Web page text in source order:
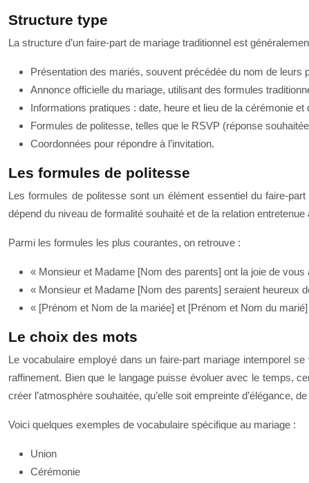
Structure type
La structure d’un faire-part de mariage traditionnel est
Présentation des mariés, souvent précédée du nom de leurs
Annonce officielle du mariage, utilisant des formules
Informations pratiques : date, heure et lieu de la cérémonie et
Formules de politesse, telles que le RSVP (réponse
Coordonnées pour répondre à l’invitation.
Les formules de politesse
Les formules de politesse sont un élément essentiel du faire-
dépend du niveau de formalité souhaité et de la relation
Parmi les formules les plus courantes, on retrouve :
« Monsieur et Madame [Nom des parents] ont la joie de
« Monsieur et Madame [Nom des parents] seraient heureux
« [Prénom et Nom de la mariée] et [Prénom et Nom du
Le choix des mots
Le vocabulaire employé dans un faire-part mariage intemporel
raffinement. Bien que le langage puisse évoluer avec le temps,
créer l’atmosphère souhaitée, qu’elle soit empreinte d’élégance,
Voici quelques exemples de vocabulaire spécifique au mariage :
Union
Cérémonie